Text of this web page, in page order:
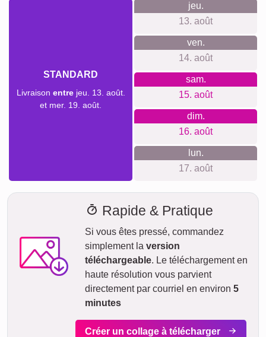
STANDARD
Livraison entrejeu. 13. août.
et mer. 19. août.
jeu.
13. août
ven.
14. août
sam.
15. août
dim.
16. août
lun.
17. août
Rapide & Pratique
Si vous êtes pressé, commandez
simplement la version
téléchargeable. Le téléchargement en
haute résolution vous parvient
directement par courriel en environ 5
minutes
Créer un collage à télécharger